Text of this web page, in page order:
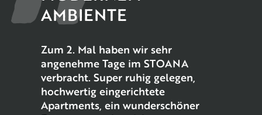
AMBIENTE
Zum 2. Mal haben wir sehr
angenehme Tage im STOANA
verbracht. Super ruhig gelegen,
hochwertig eingerichtete
Apartments, ein wunderschöner